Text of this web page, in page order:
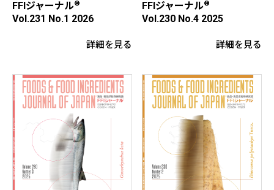
FFIジャーナル®
Vol.231 No.1 2026
詳細を見る
FFIジャーナル®
Vol.230 No.4 2025
詳細を見る